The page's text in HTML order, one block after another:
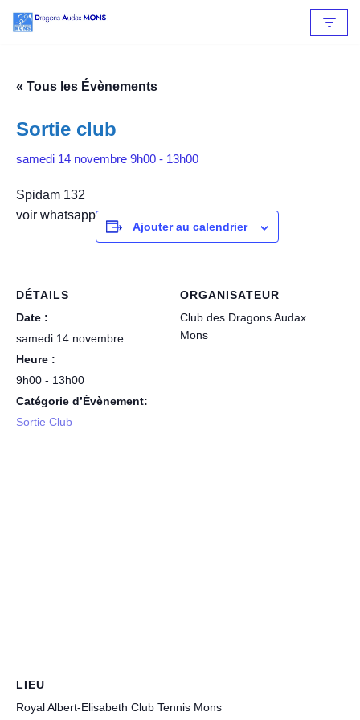
contenu
« Tous les Évènements
Sortie club
samedi 14 novembre 9h00 - 13h00
Spidam 132
voir whatsapp
Ajouter au calendrier
DÉTAILS
Date :
samedi 14 novembre
Heure :
9h00 - 13h00
Catégorie d’Évènement:
Sortie Club
ORGANISATEUR
Club des Dragons Audax
Mons
LIEU
Royal Albert-Elisabeth Club Tennis Mons